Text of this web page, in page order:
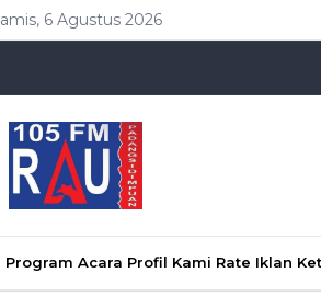
6 Agustus 2026
Program Acara Profil Kami Rate Iklan